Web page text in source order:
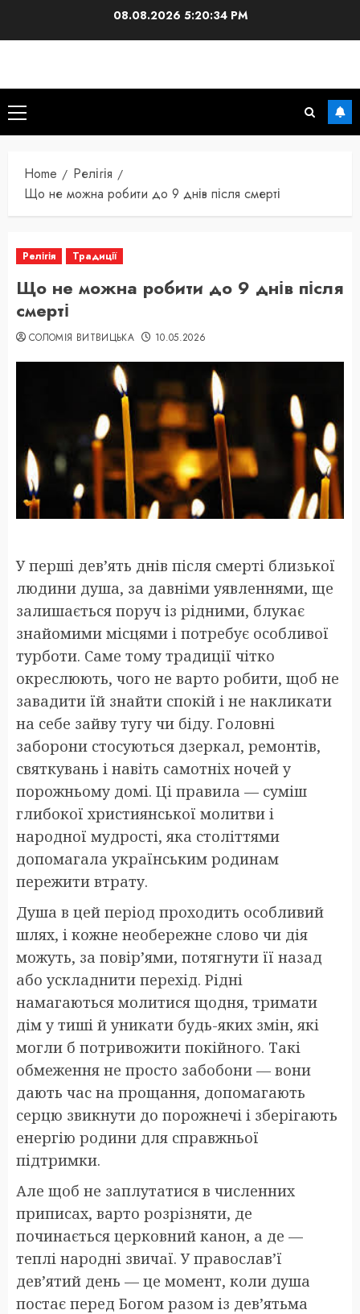
08.08.2026 5:20:35 PM
Primary
Menu
Home
Релігія
Що не можна робити до 9 днів після смерті
Релігія Традиції
Що не можна робити до 9 днів після
смерті
СОЛОМІЯ ВИТВИЦЬКА 10.05.2026
У перші дев’ять днів після смерті близької
людини душа, за давніми уявленнями, ще
залишається поруч із рідними, блукає
знайомими місцями і потребує особливої
турботи. Саме тому традиції чітко
окреслюють, чого не варто робити, щоб не
завадити їй знайти спокій і не накликати
на себе зайву тугу чи біду. Головні
заборони стосуються дзеркал, ремонтів,
святкувань і навіть самотніх ночей у
порожньому домі. Ці правила — суміш
глибокої християнської молитви і
народної мудрості, яка століттями
допомагала українським родинам
пережити втрату.
Душа в цей період проходить особливий
шлях, і кожне необережне слово чи дія
можуть, за повір’ями, потягнути її назад
або ускладнити перехід. Рідні
намагаються молитися щодня, тримати
дім у тиші й уникати будь-яких змін, які
могли б потривожити покійного. Такі
обмеження не просто забобони — вони
дають час на прощання, допомагають
серцю звикнути до порожнечі і зберігають
енергію родини для справжньої
підтримки.
Але щоб не заплутатися в численних
приписах, варто розрізняти, де
починається церковний канон, а де —
теплі народні звичаї. У православ’ї
дев’ятий день — це момент, коли душа
постає перед Богом разом із дев’ятьма